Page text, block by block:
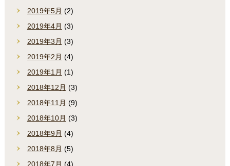
2019年5月 (2)
2019年4月 (3)
2019年3月 (3)
2019年2月 (4)
2019年1月 (1)
2018年12月 (3)
2018年11月 (9)
2018年10月 (3)
2018年9月 (4)
2018年8月 (5)
2018年7月 (4)